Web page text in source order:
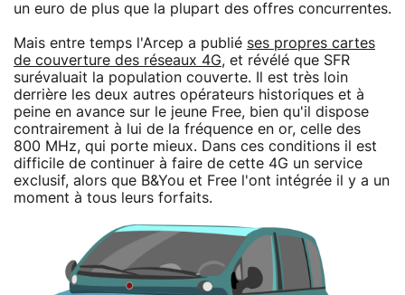
un euro de plus que la plupart des offres concurrentes.
Mais entre temps l'Arcep a publié ses propres cartes
de couverture des réseaux 4G, et révélé que SFR
surévaluait la population couverte. Il est très loin
derrière les deux autres opérateurs historiques et à
peine en avance sur le jeune Free, bien qu'il dispose
contrairement à lui de la fréquence en or, celle des
800 MHz, qui porte mieux. Dans ces conditions il est
difficile de continuer à faire de cette 4G un service
exclusif, alors que B&You et Free l'ont intégrée il y a un
moment à tous leurs forfaits.